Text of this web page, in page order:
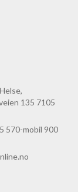
135 7105
570-mobil 900